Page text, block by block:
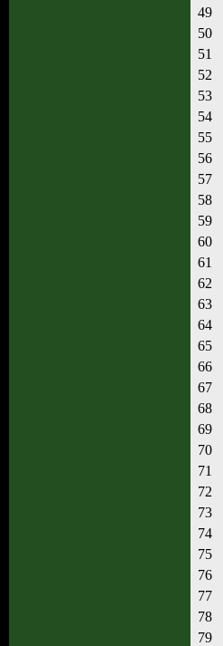
49
50
51
52
53
54
55
56
57
58
59
60
61
62
63
64
65
66
67
68
69
70
71
72
73
74
75
76
77
78
79